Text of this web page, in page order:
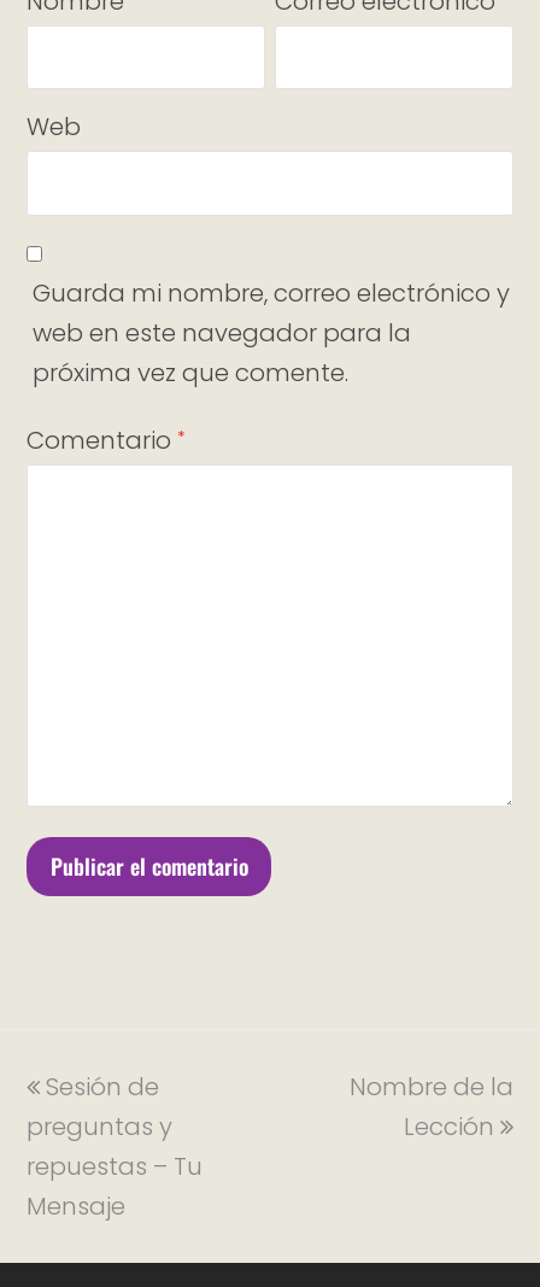
Web
Guarda mi nombre, correo electrónico y
web en este navegador para la
próxima vez que comente.
Comentario *
Sesión de
preguntas y
repuestas – Tu
Mensaje
Nombre de la
Lección